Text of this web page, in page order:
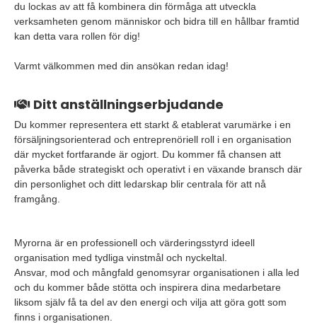
du lockas av att få kombinera din förmåga att utveckla
verksamheten genom människor och bidra till en hållbar framtid
kan detta vara rollen för dig!
Varmt välkommen med din ansökan redan idag!
Ditt anställningserbjudande
Du kommer representera ett starkt & etablerat varumärke i en
försäljningsorienterad och entreprenöriell roll i en organisation
där mycket fortfarande är ogjort. Du kommer få chansen att
påverka både strategiskt och operativt i en växande bransch där
din personlighet och ditt ledarskap blir centrala för att nå
framgång.
Myrorna är en professionell och värderingsstyrd ideell
organisation med tydliga vinstmål och nyckeltal.
Ansvar, mod och mångfald genomsyrar organisationen i alla led
och du kommer både stötta och inspirera dina medarbetare
liksom själv få ta del av den energi och vilja att göra gott som
finns i organisationen.